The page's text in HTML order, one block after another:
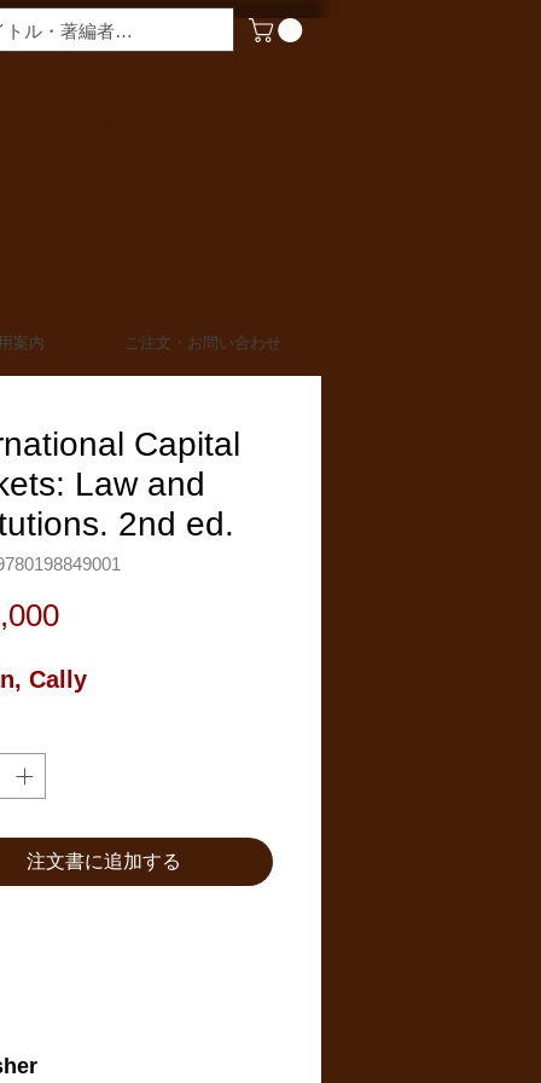
案内 ご注文・お問い合わせ
Capital
Law and
2nd ed.
価
Cally
注文書に追加する